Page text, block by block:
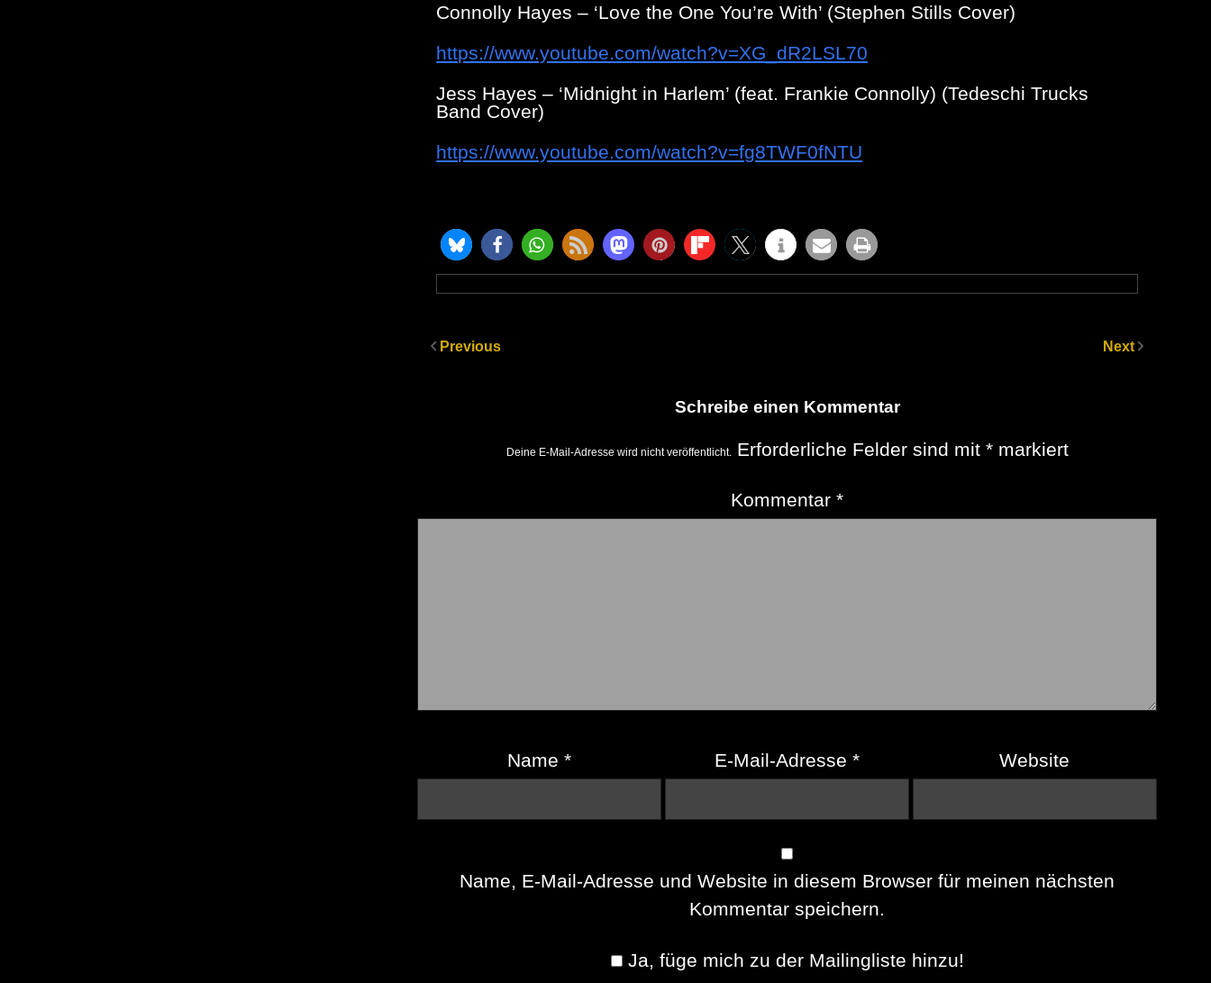
Connolly Hayes – ‘Love the One You’re With’ (Stephen Stills Cover)
https://www.youtube.com/watch?v=XG_dR2LSL70
Jess Hayes – ‘Midnight in Harlem’ (feat. Frankie Connolly) (Tedeschi Trucks
Band Cover)
https://www.youtube.com/watch?v=fg8TWF0fNTU
Previous Next
Schreibe einen Kommentar
Deine E-Mail-Adresse wird nicht veröffentlicht. Erforderliche Felder sind mit *markiert
Kommentar*
Name* E-Mail-Adresse* Website
Name, E-Mail-Adresse und Website in diesem Browser für meinen nächsten
Kommentar speichern.
Ja, füge mich zu der Mailingliste hinzu!